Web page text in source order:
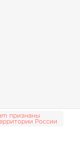
признаны
России